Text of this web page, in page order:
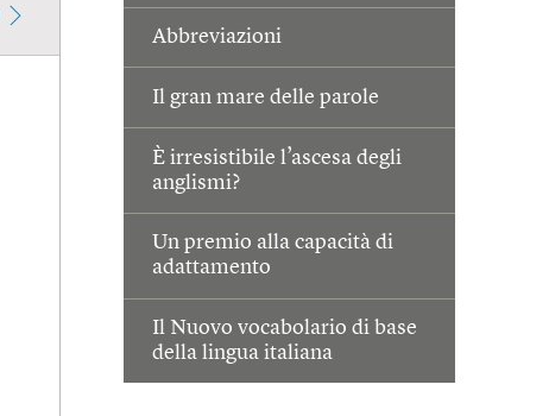
Abbreviazioni
Il gran mare delle parole
È irresistibile l’ascesa degli
anglismi?
Un premio alla capacità di
adattamento
Il Nuovo vocabolario di base
della lingua italiana